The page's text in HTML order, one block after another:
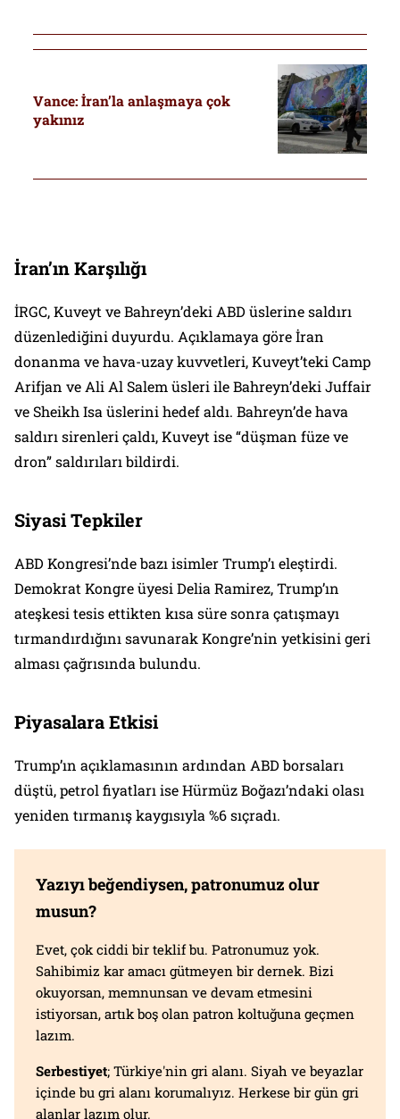
Vance: İran’la anlaşmaya çok
yakınız
İran’ın Karşılığı
İRGC, Kuveyt ve Bahreyn’deki ABD üslerine saldırı
düzenlediğini duyurdu. Açıklamaya göre İran
donanma ve hava-uzay kuvvetleri, Kuveyt’teki Camp
Arifjan ve Ali Al Salem üsleri ile Bahreyn’deki Juffair
ve Sheikh Isa üslerini hedef aldı. Bahreyn’de hava
saldırı sirenleri çaldı, Kuveyt ise “düşman füze ve
dron” saldırıları bildirdi.
Siyasi Tepkiler
ABD Kongresi’nde bazı isimler Trump’ı eleştirdi.
Demokrat Kongre üyesi Delia Ramirez, Trump’ın
ateşkesi tesis ettikten kısa süre sonra çatışmayı
tırmandırdığını savunarak Kongre’nin yetkisini geri
alması çağrısında bulundu.
Piyasalara Etkisi
Trump’ın açıklamasının ardından ABD borsaları
düştü, petrol fiyatları ise Hürmüz Boğazı’ndaki olası
yeniden tırmanış kaygısıyla %6 sıçradı.
Yazıyı beğendiysen, patronumuz olur
musun?
Evet, çok ciddi bir teklif bu. Patronumuz yok.
Sahibimiz kar amacı gütmeyen bir dernek. Bizi
okuyorsan, memnunsan ve devam etmesini
istiyorsan, artık boş olan patron koltuğuna geçmen
lazım.
Serbestiyet; Türkiye'nin gri alanı. Siyah ve beyazlar
içinde bu gri alanı korumalıyız. Herkese bir gün gri
alanlar lazım olur.